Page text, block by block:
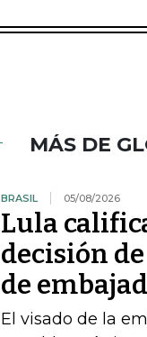
MÁS DE
BRASIL 05/08/2026
Lula
decisión
de
El visado de la